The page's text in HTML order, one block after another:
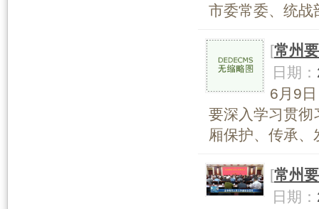
市委常委、统战
[常州
日期：
6月9
要深入学习贯彻
厢保护、传承
[常州
日期：